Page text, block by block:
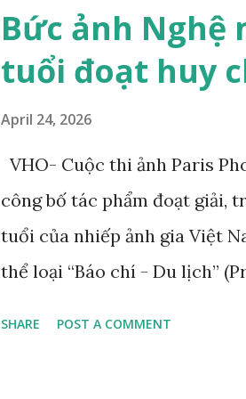
này không nói "hoàn hảo"
là ẩn dụ hoàn hảo cho mối
nhiên. Bức tranh gợi nhớ đến
Bức ảnh Nghệ
tuổi đoạt huy
April 24, 2026
VHO- Cuộc thi ảnh Paris
công bố tác phẩm đoạt giải,
tuổi của nhiếp ảnh gia Việt
thể loại “Báo chí - Du lịch”
SHARE POST A COMMENT